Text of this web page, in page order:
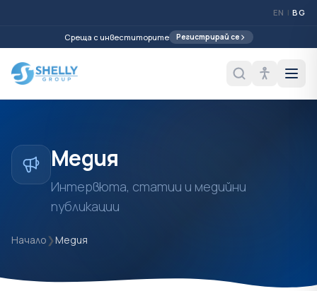
EN | BG
Среща с инвеститорите Регистрирай се
Медия
Интервюта, статии и медийни
публикации
Начало ❯Медия